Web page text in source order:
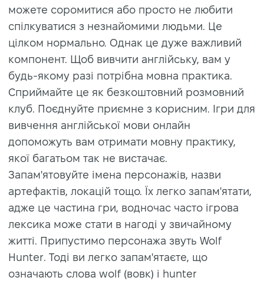
можете соромитися або просто не любити
спілкуватися з незнайомими людьми. Це
цілком нормально. Однак це дуже важливий
компонент. Щоб вивчити англійську, вам у
будь-якому разі потрібна мовна практика.
Сприймайте це як безкоштовний розмовний
клуб. Поєднуйте приємне з корисним. Ігри для
вивчення англійської мови онлайн
допоможуть вам отримати мовну практику,
якої багатьом так не вистачає.
Запам'ятовуйте імена персонажів, назви
артефактів, локацій тощо. Їх легко запам'ятати,
адже це частина гри, водночас часто ігрова
лексика може стати в нагоді у звичайному
житті. Припустимо персонажа звуть Wolf
Hunter. Тоді ви легко запам'ятаєте, що
означають слова wolf (вовк) і hunter